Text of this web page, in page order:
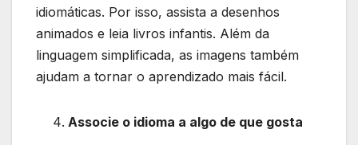
idiomáticas. Por isso, assista a desenhos
animados e leia livros infantis. Além da
linguagem simplificada, as imagens também
ajudam a tornar o aprendizado mais fácil.
Associe o idioma a algo de que gosta